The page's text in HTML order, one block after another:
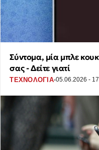
Σύντομα, μία μπλε
σας - Δείτε γιατί
ΤΕΧΝΟΛΟΓΙΑ·05.06.2026 -